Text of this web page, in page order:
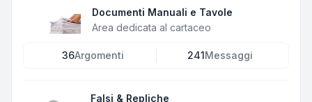
Documenti Manuali e Tavole
Area dedicata al cartaceo
36Argomenti 241 Messaggi
Falsi & Repliche